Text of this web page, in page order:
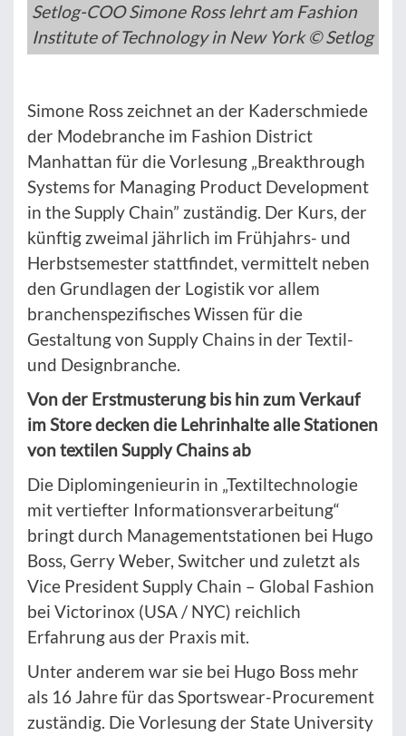
Setlog-COO Simone Ross lehrt am Fashion
Institute of Technology in New York © Setlog
Simone Ross zeichnet an der Kaderschmiede
der Modebranche im Fashion District
Manhattan für die Vorlesung „Breakthrough
Systems for Managing Product Development
in the Supply Chain” zuständig. Der Kurs, der
künftig zweimal jährlich im Frühjahrs- und
Herbstsemester stattfindet, vermittelt neben
den Grundlagen der Logistik vor allem
branchenspezifisches Wissen für die
Gestaltung von Supply Chains in der Textil-
und Designbranche.
Von der Erstmusterung bis hin zum Verkauf
im Store decken die Lehrinhalte alle Stationen
von textilen Supply Chains ab
Die Diplomingenieurin in „Textiltechnologie
mit vertiefter Informationsverarbeitung“
bringt durch Managementstationen bei Hugo
Boss, Gerry Weber, Switcher und zuletzt als
Vice President Supply Chain – Global Fashion
bei Victorinox (USA / NYC) reichlich
Erfahrung aus der Praxis mit.
Unter anderem war sie bei Hugo Boss mehr
als 16 Jahre für das Sportswear-Procurement
zuständig. Die Vorlesung der State University